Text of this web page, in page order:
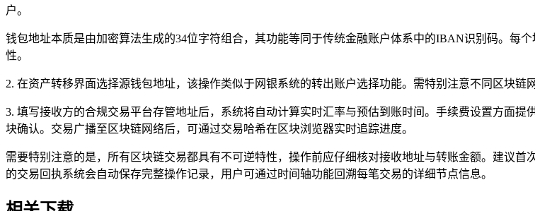
户。
钱包地址本质是由加密算法生成的34位字符组合，其功能等同于传统金融账户体系中的IBAN识别码。每
性。
2. 在资产转移界面选择源钱包地址，该操作类似于网银系统的转出账户选择功能。需特别注意不同区块链
3. 填写接收方的合规交易平台存管地址后，系统将自动计算实时汇率与预估到账时间。手续费设置方面
块确认。交易广播至区块链网络后，可通过交易哈希在区块浏览器实时追踪进度。
需要特别注意的是，所有区块链交易都具有不可逆特性，操作前应仔细核对接收地址与转账金额。建议
的交易回执系统会自动保存完整操作记录，用户可通过时间轴功能回溯每笔交易的详细节点信息。